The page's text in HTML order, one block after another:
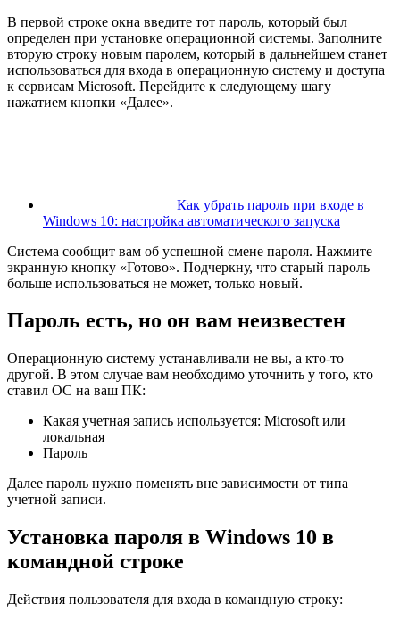
В первой строке окна введите тот пароль, который был
определен при установке операционной системы. Заполните
вторую строку новым паролем, который в дальнейшем станет
использоваться для входа в операционную систему и доступа
к сервисам Microsoft. Перейдите к следующему шагу
нажатием кнопки «Далее».
Как убрать пароль при входе в
Windows 10: настройка автоматического запуска
Система сообщит вам об успешной смене пароля. Нажмите
экранную кнопку «Готово». Подчеркну, что старый пароль
больше использоваться не может, только новый.
Пароль есть, но он вам неизвестен
Операционную систему устанавливали не вы, а кто-то
другой. В этом случае вам необходимо уточнить у того, кто
ставил ОС на ваш ПК:
Какая учетная запись используется: Microsoft или
локальная
Пароль
Далее пароль нужно поменять вне зависимости от типа
учетной записи.
Установка пароля в Windows 10 в
командной строке
Действия пользователя для входа в командную строку: